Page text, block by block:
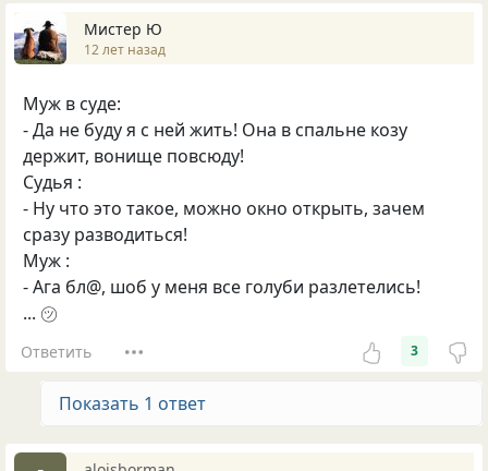
Мистер Ю
12 лет назад
Муж в суде:
- Да не буду я с ней жить! Она в спальне козу
держит, вонище повсюду!
Судья :
- Ну что это такое, можно окно открыть, зачем
сразу разводиться!
Муж :
- Ага бл@, шоб у меня все голуби разлетелись!
... ㋡
Ответить 3
Показать 1 ответ